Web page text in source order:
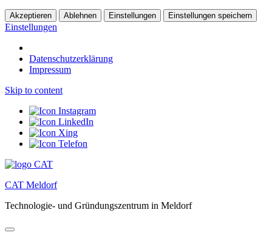
Akzeptieren Ablehnen Einstellungen Einstellungen speichern
Einstellungen
Datenschutzerklärung
Impressum
Skip to content
CAT Meldorf
Technologie- und Gründungszentrum in Meldorf